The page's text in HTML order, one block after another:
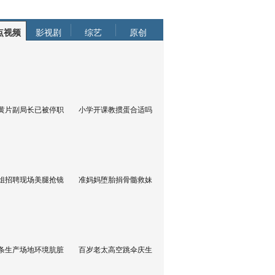
视频 影视剧 综艺 原创
片副局长已被停职 小学开课教掼蛋合适吗
招聘现场美腿抢镜 准妈妈堕胎捐骨髓救妹
生产场地环境肮脏 百岁老太高空跳伞庆生